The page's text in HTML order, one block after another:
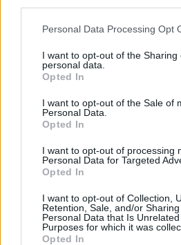
negar su consentimiento. Tenga en
de su consentimiento, pero usted
rechazar tal procesamiento. Sus
cualquier momento entrando de
visitando nuestra política de
Personal Data Processing Opt
I want to opt-out of the Sharing
personal data.
Opted In
I want to opt-out of the Sale of
Personal Data.
Opted In
I want to opt-out of processing
Personal Data for Targeted
Opted In
I want to opt-out of Collection,
Retention, Sale, and/or
Personal Data that Is
Purposes for which it was
Opted In